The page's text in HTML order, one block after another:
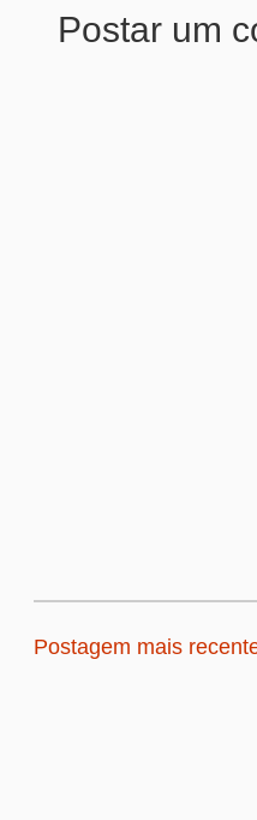
Postar um
Postagem mais